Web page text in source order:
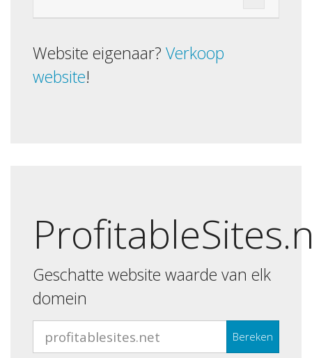
Website eigenaar? Verkoop
website!
Geschatte website waarde van elk
domein
Bereken